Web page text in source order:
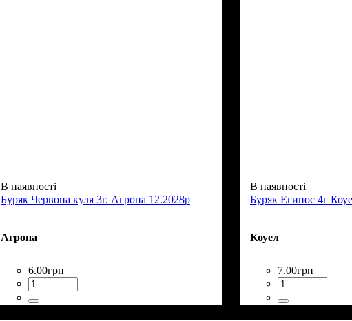
В наявності
Буряк Червона куля 3г. Агрона 12.2028р
Агрона
6.00грн
В наявності
Буряк Египос 4г
Коуел
7.00грн